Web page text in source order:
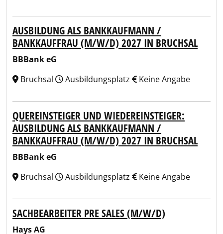
AUSBILDUNG ALS BANKKAUFMANN /
BANKKAUFFRAU (M/W/D) 2027 IN BRUCHSAL
BBBank eG
Bruchsal
Ausbildungsplatz Keine Angabe
QUEREINSTEIGER UND WIEDEREINSTEIGER:
AUSBILDUNG ALS BANKKAUFMANN /
BANKKAUFFRAU (M/W/D) 2027 IN BRUCHSAL
BBBank eG
Bruchsal
Ausbildungsplatz Keine Angabe
SACHBEARBEITER PRE SALES (M/W/D)
Hays AG